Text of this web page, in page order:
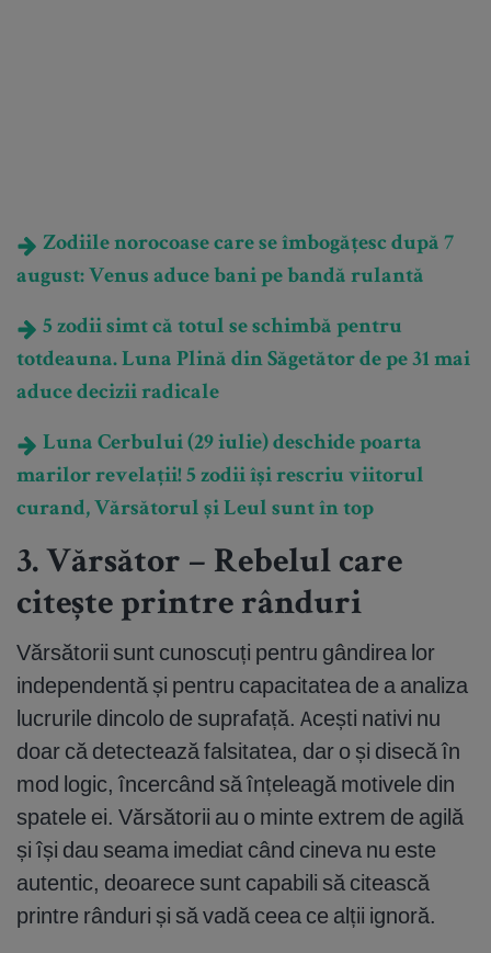
Zodiile norocoase care se îmbogățesc după 7
august: Venus aduce bani pe bandă rulantă
5 zodii simt că totul se schimbă pentru
totdeauna. Luna Plină din Săgetător de pe 31 mai
aduce decizii radicale
Luna Cerbului (29 iulie) deschide poarta
marilor revelații! 5 zodii își rescriu viitorul
curand, Vărsătorul și Leul sunt în top
3. Vărsător – Rebelul care
citește printre rânduri
Vărsătorii sunt cunoscuți pentru gândirea lor
independentă și pentru capacitatea de a analiza
lucrurile dincolo de suprafață. Acești nativi nu
doar că detectează falsitatea, dar o și disecă în
mod logic, încercând să înțeleagă motivele din
spatele ei. Vărsătorii au o minte extrem de agilă
și își dau seama imediat când cineva nu este
autentic, deoarece sunt capabili să citească
printre rânduri și să vadă ceea ce alții ignoră.